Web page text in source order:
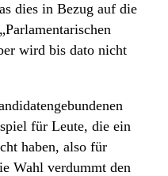
dies in Bezug auf die
wird bis dato nicht
für Leute, die ein
haben, also für
Wahl verdummt den